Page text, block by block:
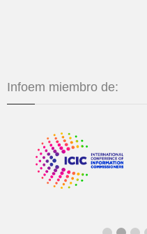
Infoem miembro de: